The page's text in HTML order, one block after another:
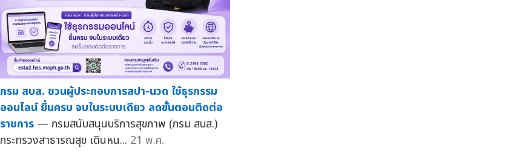
กรม สบส. ชวนผู้ประกอบการสปา-นวด ใช้ธุรกรรม
ออนไลน์ ยื่นครบ จบในระบบเดียว ลดขั้นตอนติดต่อ
ราชการ — กรมสนับสนุนบริการสุขภาพ (กรม สบส.)
กระทรวงสาธารณสุข เดินหน... 21 พ.ค.